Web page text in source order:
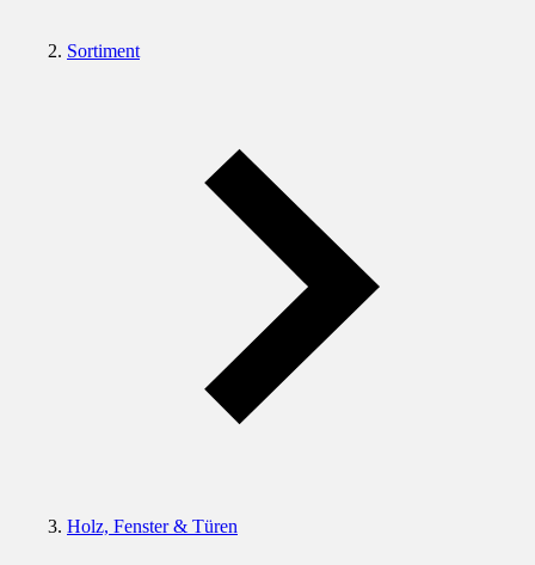
Sortiment
Holz, Fenster & Türen